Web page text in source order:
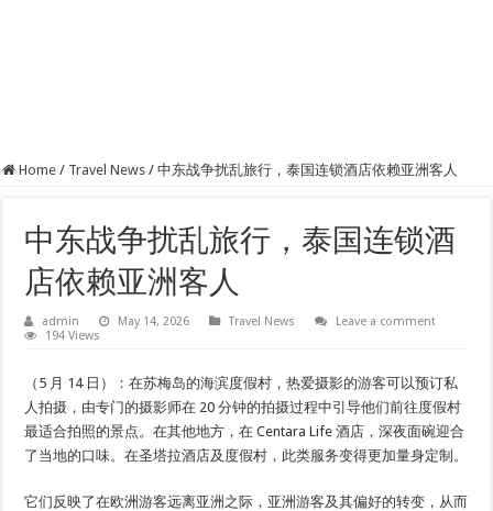
Home / Travel News / 中东战争扰乱旅行，泰国连锁酒店依赖亚洲客人
中东战争扰乱旅行，泰国连锁酒
店依赖亚洲客人
admin May 14, 2026 Travel News
Leave a comment
194 Views
（5 月 14 日）：在苏梅岛的海滨度假村，热爱摄影的游客可以预订私
人拍摄，由专门的摄影师在 20 分钟的拍摄过程中引导他们前往度假村
最适合拍照的景点。在其他地方，在 Centara Life 酒店，深夜面碗迎合
了当地的口味。在圣塔拉酒店及度假村，此类服务变得更加量身定制。
它们反映了在欧洲游客远离亚洲之际，亚洲游客及其偏好的转变，从而